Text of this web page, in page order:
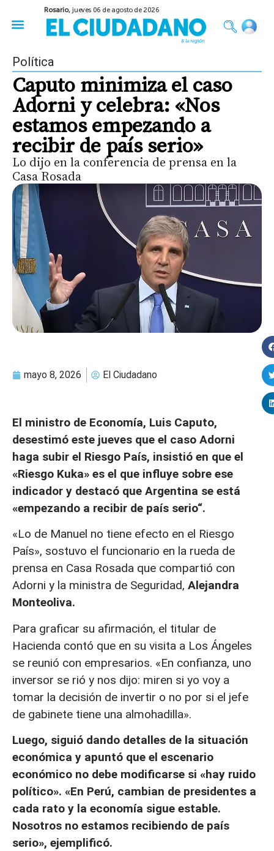
Rosario,jueves 06 de agosto de 2026
Política
Caputo minimiza el caso
Adorni y celebra: «Nos
estamos empezando a
recibir de país serio»
Lo dijo en la conferencia de prensa en la
Casa Rosada
mayo 8, 2026 El Ciudadano
El ministro de Economía, Luis Caputo,
desestimó este jueves que el caso Adorni
haga subir el Riesgo País, insistió en que el
«Riesgo Kuka» es el que influye sobre ese
indicador y destacó que Argentina se está
«empezando a recibir de país serio“.
«Lo de Manuel no tiene efecto en el Riesgo
País», sostuvo el funcionario en la rueda de
prensa en Casa Rosada que compartió con
Adorni y la ministra de Seguridad, Alejandra
Monteoliva.
Para graficar su afirmación, el titular de
Hacienda contó que en su visita a Los Ángeles
se reunió con empresarios. «En confianza, uno
inversor se rió y nos dijo: miren si yo voy a
tomar la decisión de invertir o no por si el jefe
de gabinete tiene una almohadilla».
Luego, siguió dando detalles de la situación
económica y apuntó que el escenario
económico no debe modificarse si «hay ruido
político». «En Perú, cambian de presidentes a
cada rato y la economía sigue estable.
Nosotros no estamos recibiendo de país
serio», ejemplificó.